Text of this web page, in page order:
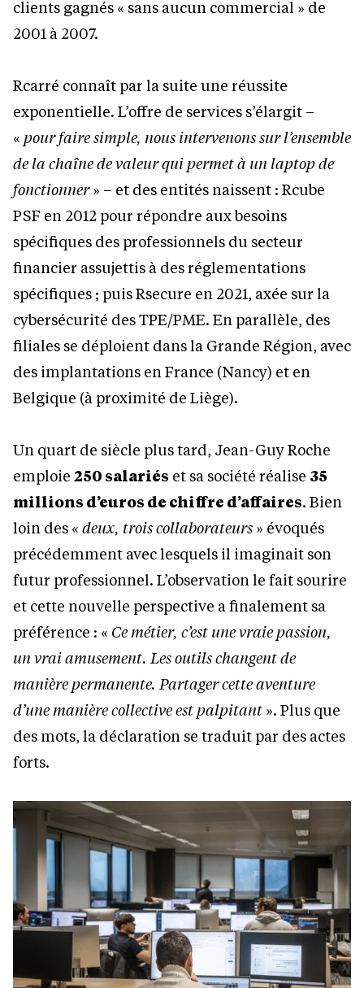
clients gagnés « sans aucun commercial » de
2001 à 2007.
Rcarré connaît par la suite une réussite
exponentielle. L’offre de services s’élargit –
« pour faire simple, nous intervenons sur l’ensemble
de la chaîne de valeur qui permet à un laptop de
fonctionner» – et des entités naissent : Rcube
PSF en 2012 pour répondre aux besoins
spécifiques des professionnels du secteur
financier assujettis à des réglementations
spécifiques ; puis Rsecure en 2021, axée sur la
cybersécurité des TPE/PME. En parallèle, des
filiales se déploient dans la Grande Région, avec
des implantations en France (Nancy) et en
Belgique (à proximité de Liège).
Un quart de siècle plus tard, Jean-Guy Roche
emploie 250 salariés et sa société réalise 35
millions d’euros de chiffre d’affaires. Bien
loin des « deux, trois collaborateurs » évoqués
précédemment avec lesquels il imaginait son
futur professionnel. L’observation le fait sourire
et cette nouvelle perspective a finalement sa
préférence : « Ce métier, c’est une vraie passion,
un vrai amusement. Les outils changent de
manière permanente. Partager cette aventure
d’une manière collective est palpitant ». Plus que
des mots, la déclaration se traduit par des actes
forts.